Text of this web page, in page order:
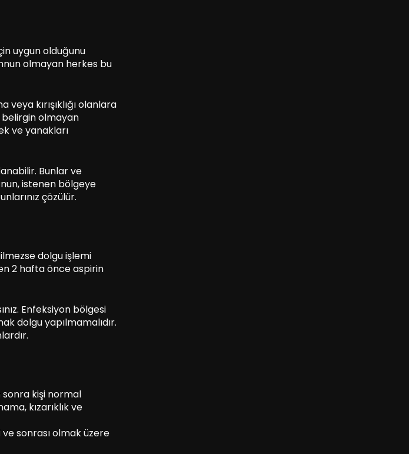
uygun olduğunu
olmayan herkes bu
kırışıklığı olanlara
belirgin olmayan
ve yanakları
Bunlar ve
istenen bölgeye
çözülür.
dolgu işlemi
2 hafta önce aspirin
Enfeksiyon bölgesi
dolgu yapılmamalıdır.
sonra kişi normal
kızarıklık ve
sonrası olmak üzere